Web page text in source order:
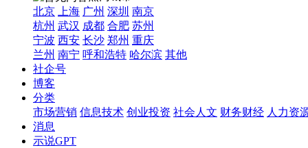
北京
上海 广州 深圳 南京
杭州 武汉 成都 合肥 苏州
宁波 西安 长沙 郑州 重庆
兰州 南宁 呼和浩特 哈尔滨 其他
社企号
博客
分类
市场营销 信息技术 创业投资 社会人文 财务财经 人力资
消息
示说GPT